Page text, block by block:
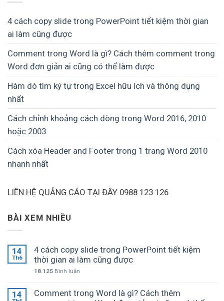
4 cách copy slide trong PowerPoint tiết kiệm thời gian
ai làm cũng được
Comment trong Word là gì? Cách thêm comment trong
Word đơn giản ai cũng có thể làm được
Hàm dò tìm ký tự trong Excel hữu ích và thông dụng
nhất
Cách chỉnh khoảng cách dòng trong Word 2016, 2010
hoặc 2003
Cách xóa Header and Footer trong 1 trang Word 2010
nhanh nhất
LIÊN HỆ QUẢNG CÁO TẠI ĐÂY 0988 123 126
BÀI XEM NHIỀU
14
Th6
4 cách copy slide trong PowerPoint tiết kiệm
thời gian ai làm cũng được
18.125 Bình luận
14
Comment trong Word là gì? Cách thêm